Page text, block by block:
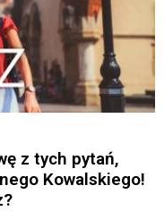
z tych pytań,
Kowalskiego!